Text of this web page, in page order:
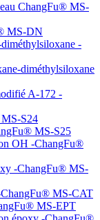
ChangFu® MS-
MS-DN
-
diméthylsiloxane
A-172 -
S24
MS-S25
OH -ChangFu®
-ChangFu® MS-
ChangFu® MS-CAT
MS-EPT